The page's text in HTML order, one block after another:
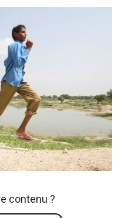
contenu ?